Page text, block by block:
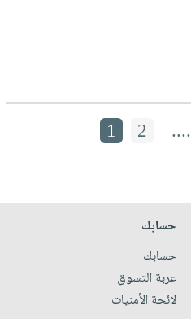
1 2 ....
حسابك
حسابك
عربة التسوق
لائحة الأمنيات